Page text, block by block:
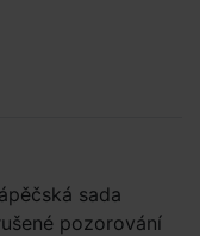
sada
pozorování